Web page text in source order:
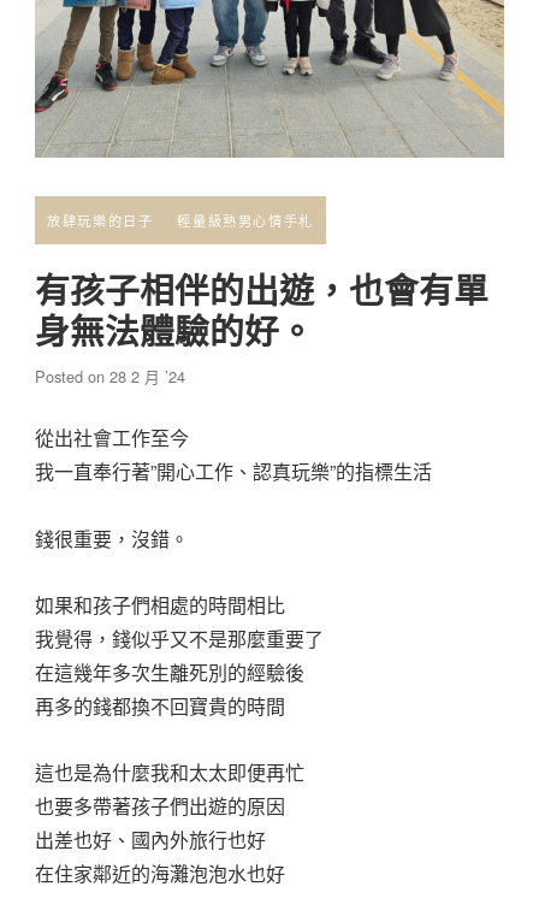
放肆玩樂的日子 輕量級熟男心情手札
有孩子相伴的出遊，也會有單
身無法體驗的好。
Posted on28 2 月 ’24
從出社會工作至今
我一直奉行著”開心工作、認真玩樂”的指標生活
錢很重要，沒錯。
如果和孩子們相處的時間相比
我覺得，錢似乎又不是那麼重要了
在這幾年多次生離死別的經驗後
再多的錢都換不回寶貴的時間
這也是為什麼我和太太即便再忙
也要多帶著孩子們出遊的原因
出差也好、國內外旅行也好
在住家鄰近的海灘泡泡水也好